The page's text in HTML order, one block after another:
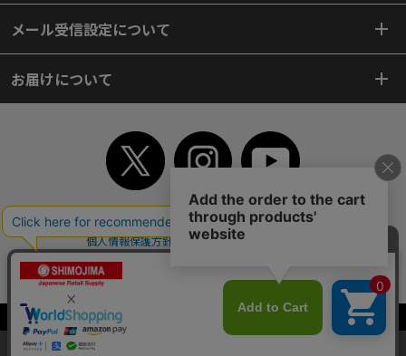
当サイトはクッキー（Cookie）を使用しています。Cookieの使用に同意いた
だける場合は「OK」をクリックしてください。
メール受信設定について
お届けについて
TOP 初めてご利用のお客様へ ご利用案内
ご利用規約
個人情報保護方針
特定商取引法
よくあるご質問
サイトマップ
WEBカタログ 英語版TOP
Copyright© 2018 SHIMOJIMA Co.,Ltd. All Rights Reserved.